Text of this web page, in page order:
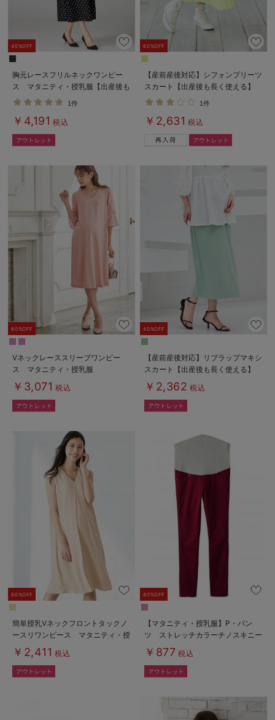
40%OFF
胸元レースフリルネックワンピー
ス マタニティ・授乳服【出産後も
長く使える】
1件
￥4,191 税込
60%OFF
【産前産後対応】シフォンプリーツ
スカート【出産後も長く使える】
1件
￥2,631 税込
60%OFF
Vネックレーススリーブワンピー
ス マタニティ・授乳服
￥3,071 税込
40%OFF
【産前産後対応】リブラップマキシ
スカート【出産後も長く使える】
￥2,362 税込
60%OFF
簡単授乳Vネックフロントタックノ
ースリワンピース マタニティ・授
乳服【出産後も長く使える】
￥2,411 税込
80%OFF
【マタニティ・授乳服】P・パン
ツ ストレッチカラーチノスキニー
【special price】
￥877 税込